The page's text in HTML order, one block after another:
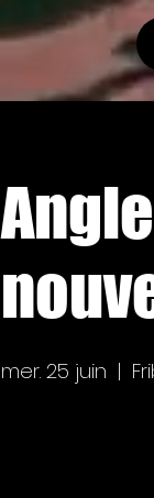
mer. 25 juin
  |